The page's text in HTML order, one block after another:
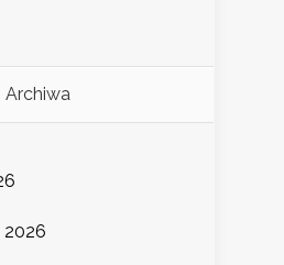
Archiwa
2026